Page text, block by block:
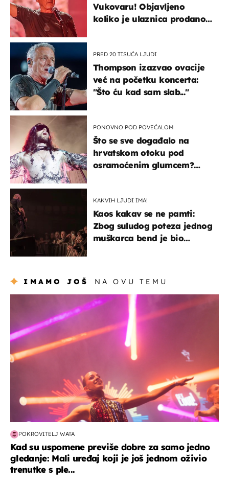
Vukovaru! Objavljeno
koliko je ulaznica prodano
PRED 20 TISUĆA LJUDI
Thompson izazvao ovacije
već na početku koncerta:
"Što ću kad sam slab..."
PONOVNO POD POVEĆALOM
Što se sve događalo na
hrvatskom otoku pod
osramoćenim glumcem?
KAKVIH LJUDI IMA!
Kaos kakav se ne pamti:
Zbog suludog poteza jednog
muškarca bend je bio
IMAMO JOŠ NA OVU TEMU
POKROVITELJ WATA
Kad su uspomene previše dobre za samo jedno
gledanje: Mali uređaj koji je još jednom oživio
trenutke s ple...